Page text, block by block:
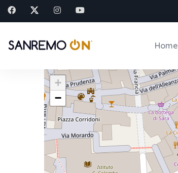
Home
+
−